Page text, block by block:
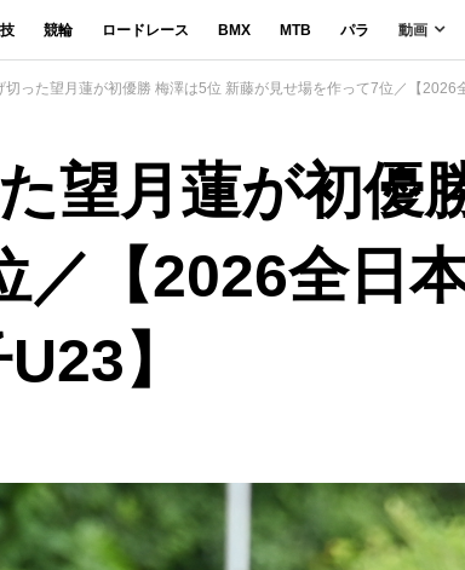
競輪 ロードレース BMX MTB パラ 動画
切った望月蓮が初優勝 梅澤は5位 新藤が見せ場を作って7位／【2026
望月蓮が初優
／【2026全日
】